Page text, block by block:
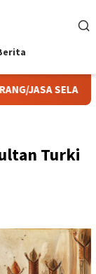
AKIBAT DARI
Turki